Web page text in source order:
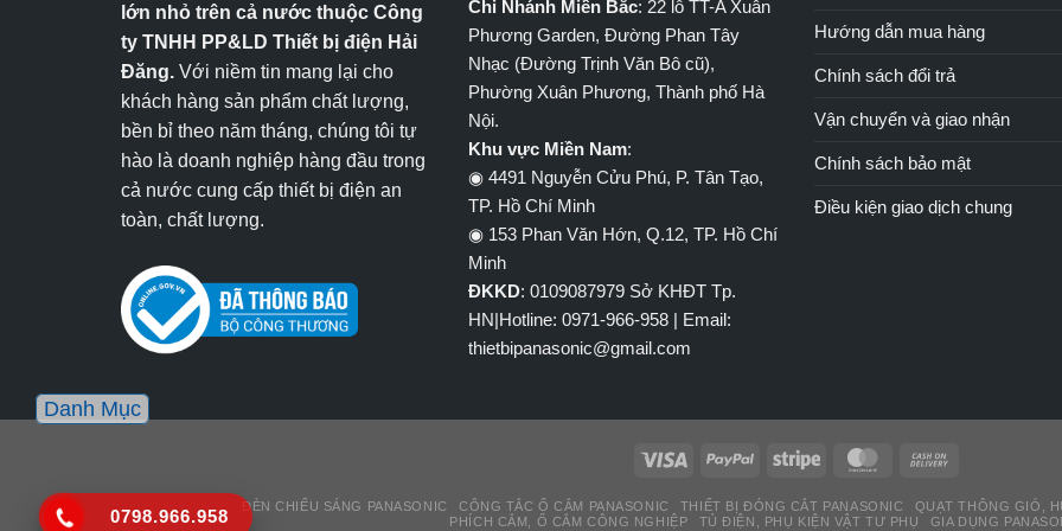
lớn nhỏ trên cả nước thuộc Công
ty TNHH PP&LD Thiết bị điện Hải
Đăng. Với niềm tin mang lại cho
khách hàng sản phẩm chất lượng,
bền bỉ theo năm tháng, chúng tôi tự
hào là doanh nghiệp hàng đầu trong
cả nước cung cấp thiết bị điện an
toàn, chất lượng.
Chi Nhánh Miền Bắc: 22 lô TT-A Xuân
Phương Garden, Đường Phan Tây
Nhạc (Đường Trịnh Văn Bô cũ),
Phường Xuân Phương, Thành phố Hà
Nội.
Khu vực Miền Nam:
◉ 4491 Nguyễn Cửu Phú, P. Tân Tạo,
TP. Hồ Chí Minh
◉ 153 Phan Văn Hớn, Q.12, TP. Hồ Chí
Minh
ĐKKD: 0109087979 Sở KHĐT Tp.
HN|Hotline: 0971-966-958 | Email:
thietbipanasonic@gmail.com
Hướng dẫn mua hàng
Chính sách đổi trả
Vận chuyển và giao nhận
Chính sách bảo mật
Điều kiện giao dịch chung
ĐÈN CHIẾU SÁNG PANASONIC CÔNG TẮC Ổ CẮM PANASONIC THIẾT BỊ ĐÓNG CẮT PANASONIC QUẠT THÔNG GIÓ,
PHÍCH CẮM, Ổ CẮM CÔNG NGHIỆP
TỦ ĐIỆN, PHỤ KIỆN VẬT TƯ PHỤ GIA DỤNG
0798.966.958
Danh Mục